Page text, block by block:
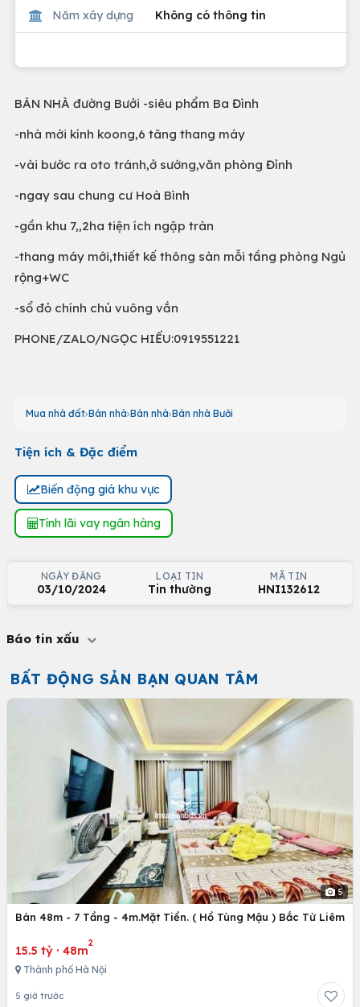
Năm xây dựng Không có thông tin
BÁN NHÀ đường Bưởi -siêu phẩm Ba Đình
-nhà mới kính koong,6 tâng thang máy
-vài bước ra oto tránh,ở sướng,văn phòng Đỉnh
-ngay sau chung cư Hoà Bình
-gần khu 7,,2ha tiện ích ngập tràn
-thang máy mới,thiết kế thông sàn mỗi tầng phòng Ngủ
rộng+WC
-sổ đỏ chính chủ vuông vắn
PHONE/ZALO/NGỌC HIẾU:0919551221
Mua nhà đất Bán nhà Bán nhà Bán nhà Bưởi
Tiện ích & Đặc điểm
Biến động giá khu vực
Tính lãi vay ngân hàng
NGÀY ĐĂNG
03/10/2024
LOẠI TIN
Tin thường
MÃ TIN
HNI132612
Báo tin xấu
BẤT ĐỘNG SẢN BẠN QUAN TÂM
5
Bán 48m - 7 Tầng - 4m.Mặt Tiền. ( Hồ Tùng Mậu ) Bắc Từ Liêm
15.5 tỷ · 48m
2
Thành phố Hà Nội
5 giờ trước